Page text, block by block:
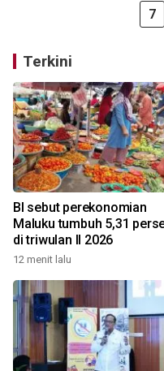
7
Terkini
BI sebut perekonomian
Maluku tumbuh 5,31
di triwulan II 2026
12 menit lalu